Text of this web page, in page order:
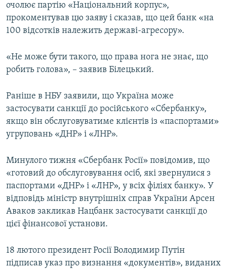
очолює партію «Національний корпус»,
прокоментував цю заяву і сказав, що цей банк «на
100 відсотків належить державі-агресору».
«Не може бути такого, що права нога не знає, що
робить голова», – заявив Білецький.
Раніше в НБУ заявили, що Україна може
застосувати санкції до російського «Сбербанку»,
якщо він обслуговуватиме клієнтів із «паспортами»
угруповань «ДНР» і «ЛНР».
Минулого тижня «Сбербанк Росії» повідомив, що
«готовий до обслуговування осіб, які звернулися з
паспортами «ДНР» і «ЛНР», у всіх філіях банку». У
відповідь міністр внутрішніх справ України Арсен
Аваков закликав Нацбанк застосувати санкції до
цієї фінансової установи.
18 лютого президент Росії Володимир Путін
підписав указ про визнання «документів», виданих